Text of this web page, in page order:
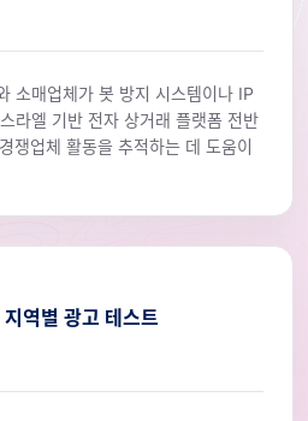
소매업체가 봇 방지 시스템이나 IP
라엘 기반 전자 상거래 플랫폼 전반
쟁업체 활동을 추적하는 데 도움이
역별 광고 테스트